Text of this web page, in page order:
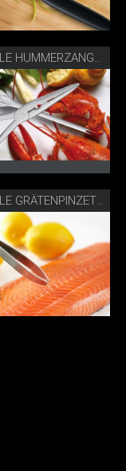
TRIANGLE HUMMERZANGE & -GABEL
TRIANGLE GRÄTENPINZETTE